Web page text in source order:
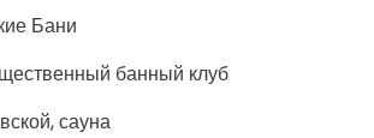
Бани
банный клуб
сауна